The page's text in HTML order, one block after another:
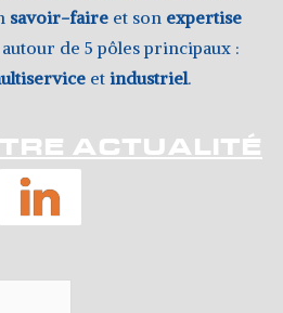
savoir-faire et son expertise
de 5 pôles principaux :
et industriel.
ACTUALITÉ